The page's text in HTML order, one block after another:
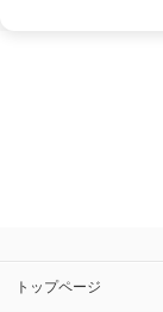
トップページ